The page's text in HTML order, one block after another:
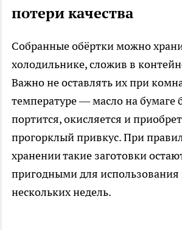
потери качества
Собранные обёртки можно
холодильнике, сложив в
Важно не оставлять их при
температуре — масло на бумаге
портится, окисляется и
прогорклый привкус. При
хранении такие заготовки
пригодными для использования
нескольких недель.